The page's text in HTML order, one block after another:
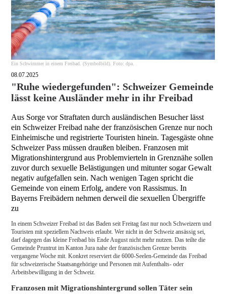
Ein Schwimmer in einem Freibad. (Symbolbild). Foto: dpa.
08.07.2025
"Ruhe wiedergefunden": Schweizer Gemeinde
lässt keine Ausländer mehr in ihr Freibad
Aus Sorge vor Straftaten durch ausländischen Besucher lässt
ein Schweizer Freibad nahe der französischen Grenze nur noch
Einheimische und registrierte Touristen hinein. Tagesgäste ohne
Schweizer Pass müssen draußen bleiben. Franzosen mit
Migrationshintergrund aus Problemvierteln in Grenznähe sollen
zuvor durch sexuelle Belästigungen und mitunter sogar Gewalt
negativ aufgefallen sein. Nach wenigen Tagen spricht die
Gemeinde von einem Erfolg, andere von Rassismus. In
Bayerns Freibädern nehmen derweil die sexuellen Übergriffe
zu
In einem Schweizer Freibad ist das Baden seit Freitag fast nur noch Schweizern und
Touristen mit speziellem Nachweis erlaubt. Wer nicht in der Schweiz ansässig sei,
darf dagegen das kleine Freibad bis Ende August nicht mehr nutzen. Das teilte die
Gemeinde Pruntrut im Kanton Jura nahe der französischen Grenze bereits
vergangene Woche mit. Konkret reserviert die 6000-Seelen-Gemeinde das Freibad
für schweizerische Staatsangehörige und Personen mit Aufenthalts- oder
Arbeitsbewilligung in der Schweiz.
Franzosen mit Migrationshintergrund sollen Täter sein